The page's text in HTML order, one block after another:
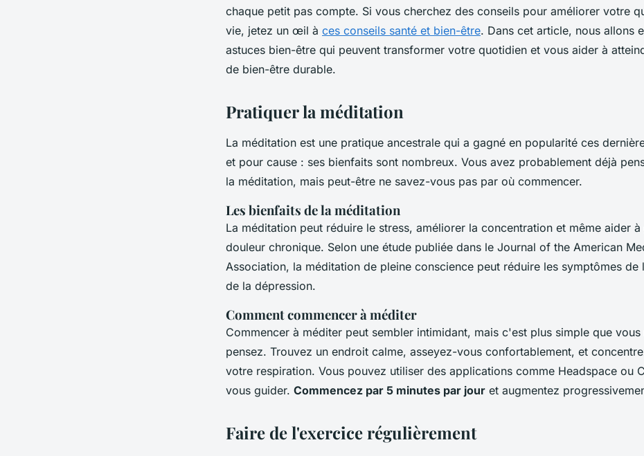
chaque petit pas compte. Si vous cherchez des conseils pour améliorer votre
vie, jetez un œil à ces conseils santé et bien-être. Dans cet article, nous allons
astuces bien-être qui peuvent transformer votre quotidien et vous aider à
de bien-être durable.
Pratiquer la méditation
La méditation est une pratique ancestrale qui a gagné en popularité ces
et pour cause : ses bienfaits sont nombreux. Vous avez probablement déjà
la méditation, mais peut-être ne savez-vous pas par où commencer.
Les bienfaits de la méditation
La méditation peut réduire le stress, améliorer la concentration et même aider à
douleur chronique. Selon une étude publiée dans le Journal of the American
Association, la méditation de pleine conscience peut réduire les symptômes de
de la dépression.
Comment commencer à méditer
Commencer à méditer peut sembler intimidant, mais c'est plus simple que vous
pensez. Trouvez un endroit calme, asseyez-vous confortablement, et
votre respiration. Vous pouvez utiliser des applications comme Headspace ou
vous guider. Commencez par 5 minutes par jour et augmentez
Faire de l'exercice régulièrement